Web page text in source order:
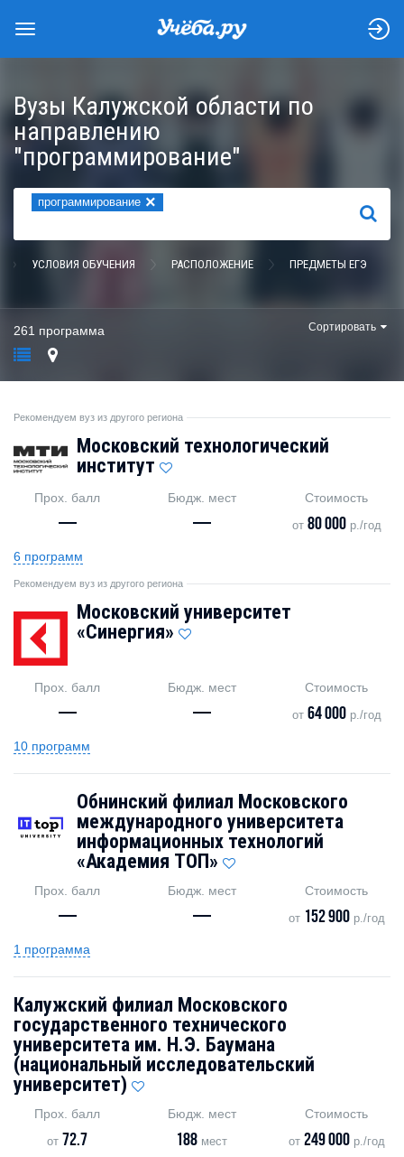
Вузы Калужской области по
направлению
"программирование"
программирование ×
НАЙТИ
УСЛОВИЯ ОБУЧЕНИЯ РАСПОЛОЖЕНИЕ ПРЕДМЕТЫ ЕГЭ
261 программа Сортировать
Рекомендуем вуз из другого региона
Московский технологический
институт
Прох. балл
—
Бюдж. мест
—
Стоимость
от 80 000р./год
6 программ
Рекомендуем вуз из другого региона
Московский университет
«Синергия»
Прох. балл
—
Бюдж. мест
—
Стоимость
от 64 000р./год
10 программ
Обнинский филиал Московского
международного университета
информационных технологий
«Академия TOП»
Прох. балл
—
Бюдж. мест
—
Стоимость
от 152 900р./год
1 программа
Калужский филиал Московского
государственного технического
университета им. Н.Э. Баумана
(национальный исследовательский
университет)
Прох. балл
от 72.7
Бюдж. мест
188 мест
Стоимость
от 249 000р./год